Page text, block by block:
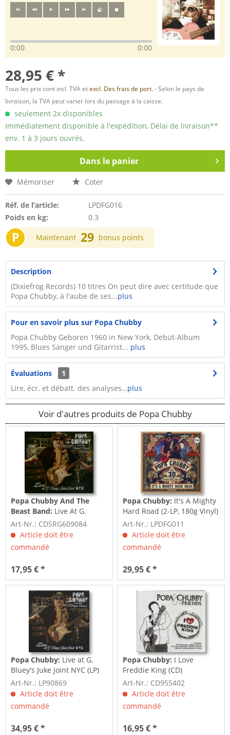
0:00 0:00
28,95 € *
Tous les prix sont incl. TVA etexcl. Des frais de port.- Selon le pays de
livraison, la TVA peut varier lors du passage à la caisse.
seulement 2x disponibles
Immédiatement disponible à l'expédition, Délai de livraison**
env. 1 à 3 jours ouvrés.
Dans le panier
Mémoriser Coter
Réf. de l’article:
LPDFG016
Poids en kg:
0.3
P Maintenant 29 bonus points
Description
(Dixiefrog Records) 10 titres On peut dire avec certitude que
Popa Chubby, à l'aube de ses...plus
Pour en savoir plus sur Popa Chubby
Popa Chubby Geboren 1960 in New York, Debüt-Album
1995, Blues Sänger und Gitarrist... plus
Évaluations
1
Lire, écr. et débatt. des analyses…plus
Voir d'autres produits de Popa Chubby
Popa Chubby And The
Beast Band: Live At G.
Blueys Juke Joint N.Y.C. (2-
CD)
Art-Nr.: CDSRG609084
Article doit être
commandé
17,95 € *
Popa Chubby: It's A Mighty
Hard Road (2-LP, 180g Vinyl)
Art-Nr.: LPDFG011
Article doit être
commandé
29,95 € *
Popa Chubby: Live at G.
Bluey's Juke Joint NYC (LP)
Art-Nr.: LP90869
Article doit être
commandé
34,95 € *
Popa Chubby: I Love
Freddie King (CD)
Art-Nr.: CD955402
Article doit être
commandé
16,95 € *